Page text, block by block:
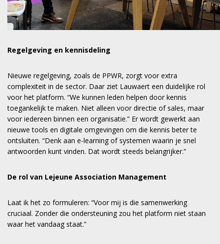
Regelgeving en kennisdeling
Nieuwe regelgeving, zoals de PPWR, zorgt voor extra
complexiteit in de sector. Daar ziet Lauwaert een duidelijke rol
voor het platform. “We kunnen leden helpen door kennis
toegankelijk te maken. Niet alleen voor directie of sales, maar
voor iedereen binnen een organisatie.” Er wordt gewerkt aan
nieuwe tools en digitale omgevingen om die kennis beter te
ontsluiten. “Denk aan e-learning of systemen waarin je snel
antwoorden kunt vinden. Dat wordt steeds belangrijker.”
De rol van Lejeune Association Management
Laat ik het zo formuleren: “Voor mij is die samenwerking
cruciaal. Zonder die ondersteuning zou het platform niet staan
waar het vandaag staat.”